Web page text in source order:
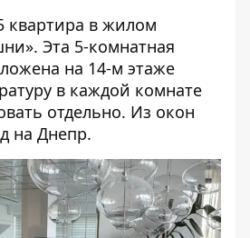
квартира в жилом
Эта 5-комнатная
на 14-м этаже
в каждой комнате
отдельно. Из окон
на Днепр.